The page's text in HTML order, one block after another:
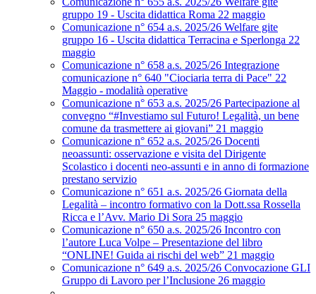
gruppo 19 - Uscita didattica Roma 22 maggio
Comunicazione n° 654 a.s. 2025/26 Welfare gite
gruppo 16 - Uscita didattica Terracina e Sperlonga 22
maggio
Comunicazione n° 658 a.s. 2025/26 Integrazione
comunicazione n° 640 "Ciociaria terra di Pace" 22
Maggio - modalità operative
Comunicazione n° 653 a.s. 2025/26 Partecipazione al
convegno “#Investiamo sul Futuro! Legalità, un bene
comune da trasmettere ai giovani” 21 maggio
Comunicazione n° 652 a.s. 2025/26 Docenti
neoassunti: osservazione e visita del Dirigente
Scolastico i docenti neo-assunti e in anno di formazione
prestano servizio
Comunicazione n° 651 a.s. 2025/26 Giornata della
Legalità – incontro formativo con la Dott.ssa Rossella
Ricca e l’Avv. Mario Di Sora 25 maggio
Comunicazione n° 650 a.s. 2025/26 Incontro con
l’autore Luca Volpe – Presentazione del libro
“ONLINE! Guida ai rischi del web” 21 maggio
Comunicazione n° 649 a.s. 2025/26 Convocazione GLI
Gruppo di Lavoro per l’Inclusione 26 maggio